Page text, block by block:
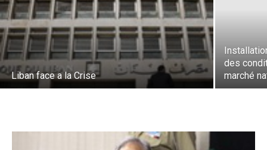
Liban face a la Crise
des
marché